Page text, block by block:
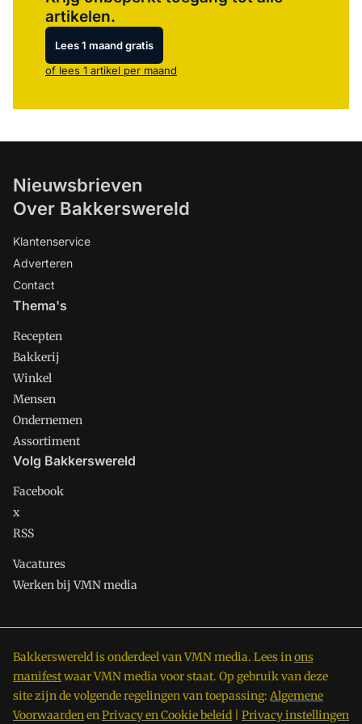
artikelen.
Lees 1 maand gratis
of lees 1 artikel per maand
Nieuwsbrieven
Over Bakkerswereld
Klantenservice
Adverteren
Contact
Thema's
Recepten
Bakkerij
Winkel
Mensen
Ondernemen
Assortiment
Volg Bakkerswereld
Facebook
x
RSS
Vacatures
Werken bij VMN media
Bakkerswereld is onderdeel van VMN media. Lees inons
manifestwaar VMN media voor staat. Op gebruik van deze
site zijn de volgende regelingen van toepassing: Algemene
VoorwaardenenPrivacy en Cookie beleid Privacy instellingen